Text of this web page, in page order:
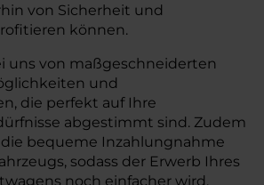
von Sicherheit und
können.
uns von maßgeschneiderten
und
die perfekt auf Ihre
abgestimmt sind. Zudem
bequeme Inzahlungnahme
sodass der Erwerb Ihres
noch einfacher wird.